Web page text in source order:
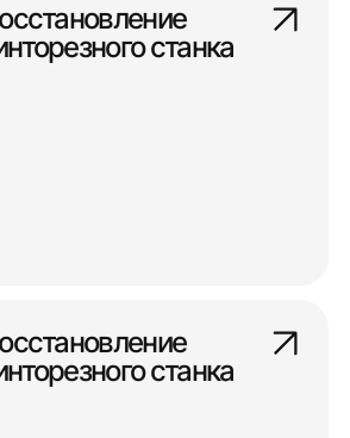
станка
станка